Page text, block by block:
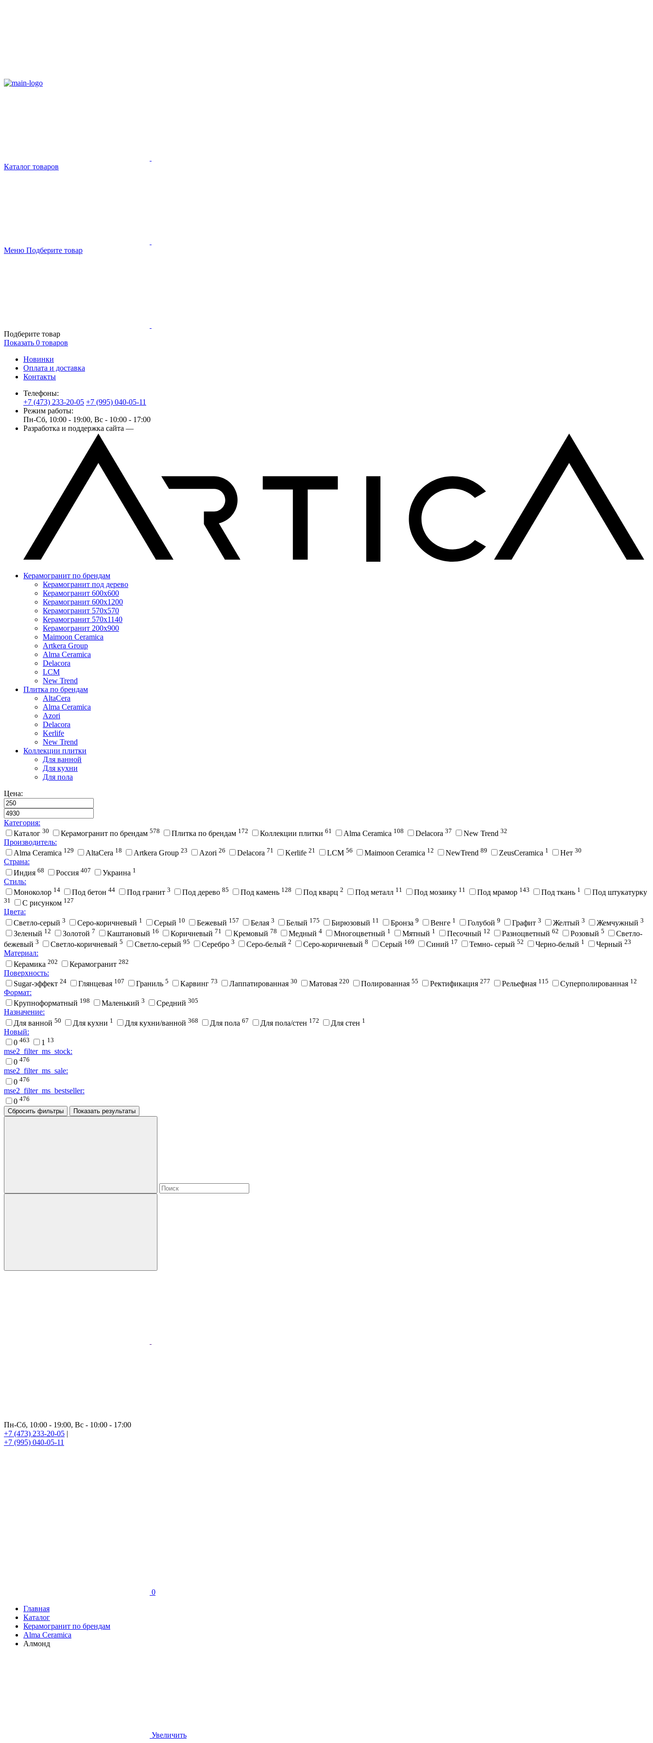
Каталог товаров
Меню Подберите товар
Подберите товар
Показать 0 товаров
Новинки
Оплата и доставка
Контакты
Телефоны:
+7 (473) 233-20-05 +7 (995) 040-05-11
Режим работы:
Пн-Сб, 10:00 - 19:00, Вс - 10:00 - 17:00
Разработка и поддержка сайта —
Керамогранит по брендам
Керамогранит под дерево
Керамогранит 600x600
Керамогранит 600x1200
Керамогранит 570x570
Керамогранит 570x1140
Керамогранит 200x900
Maimoon Ceramica
Artkera Group
Alma Ceramica
Delacora
LCM
New Trend
Плитка по брендам
AltaCera
Аlma Ceramica
Azori
Delacora
Kerlife
New Trend
Коллекции плитки
Для ванной
Для кухни
Для пола
Цена:
Категория:
Каталог 30 Керамогранит по брендам 578 Плитка по брендам 172 Коллекции плитки 61 Alma Ceramica 108 Delacora 37 New Trend 32
Производитель:
Alma Ceramica 129 AltaCera 18 Artkera Group 23 Azori 26 Delacora 71 Kerlife 21 LCM 56 Maimoon Ceramica 12 NewTrend 89 ZeusCeramica 1 Нет 30
Страна:
Индия 68 Россия 407 Украина 1
Стиль:
Моноколор 14 Под бетон 44 Под гранит 3 Под дерево 85 Под камень 128 Под кварц 2 Под металл 11 Под мозаику 11 Под мрамор 143 Под ткань 1 Под штукатурку
31 С рисунком 127
Цвета:
Cветло-серый 3 Cеро-коричневый 1 Cерый 10 Бежевый 157 Белая 3 Белый 175 Бирюзовый 11 Бронза 9 Венге 1 Голубой 9 Графит 3 Желтый 3 Жемчужный 3
Зеленый 12 Золотой 7 Каштановый 16 Коричневый 71 Кремовый 78 Медный 4 Многоцветный 1 Мятный 1 Песочный 12 Разноцветный 62 Розовый 5
Светло-
бежевый 3 Светло-коричневый 5 Светло-серый 95 Серебро 3 Серо-белый 2 Серо-коричневый 8 Серый 169 Синий 17 Темно- серый 52 Черно-белый 1 Черный 23
Материал:
Керамика 202 Керамогранит 282
Поверхность:
Sugar-эффект 24 Глянцевая 107 Граниль 5 Карвинг 73 Лаппатированная 30 Матовая 220 Полированная 55 Ректификация 277 Рельефная 115 Суперполированная 12
Формат:
Крупноформатный 198 Маленький 3 Средний 305
Назначение:
Для ванной 50 Для кухни 1 Для кухни/ванной 368 Для пола 67 Для пола/стен 172 Для стен 1
Новый:
0 463 1 13
mse2_filter_ms_stock:
0 476
mse2_filter_ms_sale:
0 476
mse2_filter_ms_bestseller:
0 476
Сбросить фильтры
Показать результаты
Пн-Сб, 10:00 - 19:00, Вс - 10:00 - 17:00
+7 (473) 233-20-05 |
+7 (995) 040-05-11
0
Главная
Каталог
Керамогранит по брендам
Alma Ceramica
Алмонд
Увеличить